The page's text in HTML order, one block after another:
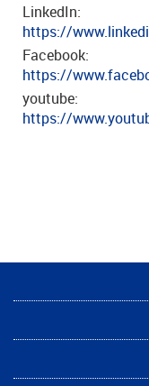
LinkedIn:
https://
Facebook:
https://
youtube:
https://